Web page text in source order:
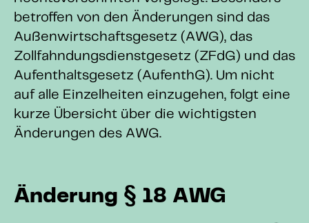
betroffen von den Änderungen sind das
Außenwirtschaftsgesetz (AWG), das
Zollfahndungsdienstgesetz (ZFdG) und das
Aufenthaltsgesetz (AufenthG). Um nicht
auf alle Einzelheiten einzugehen, folgt eine
kurze Übersicht über die wichtigsten
Änderungen des AWG.
Änderung § 18 AWG